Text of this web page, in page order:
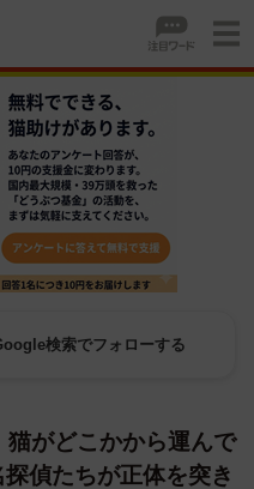
検索でフォローする
猫がどこかから運んで
偵たちが正体を突き